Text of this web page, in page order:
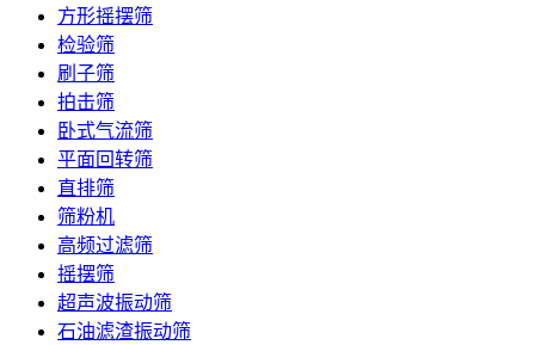
方形摇摆筛
检验筛
刷子筛
拍击筛
卧式气流筛
平面回转筛
直排筛
筛粉机
高频过滤筛
摇摆筛
超声波振动筛
石油滤渣振动筛